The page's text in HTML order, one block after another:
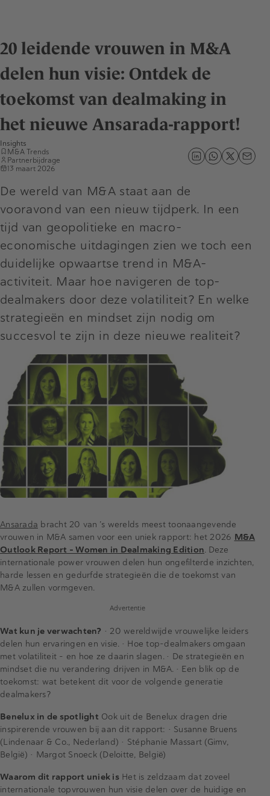
20 leidende vrouwen in M&A
delen hun visie: Ontdek de
toekomst van dealmaking in
het nieuwe Ansarada-rapport!
Insights
M&A Trends
Partnerbijdrage
13 maart 2026
De wereld van M&A staat aan de
vooravond van een nieuw tijdperk. In een
tijd van geopolitieke en macro-
economische uitdagingen zien we toch een
duidelijke opwaartse trend in M&A-
activiteit. Maar hoe navigeren de top-
dealmakers door deze volatiliteit? En welke
strategieën en mindset zijn nodig om
succesvol te zijn in deze nieuwe realiteit?
Ansarada bracht 20 van ’s werelds meest toonaangevende
vrouwen in M&A samen voor een uniek rapport: het 2026 M&A
Outlook Report – Women in Dealmaking Edition. Deze
internationale power vrouwen delen hun ongefilterde inzichten,
harde lessen en gedurfde strategieën die de toekomst van
M&A zullen vormgeven.
Advertentie
Wat kun je verwachten? • 20 wereldwijde vrouwelijke leiders
delen hun ervaringen en visie. • Hoe top-dealmakers omgaan
met volatiliteit – en hoe ze daarin slagen. • De strategieën en
mindset die nu verandering drijven in M&A. • Een blik op de
toekomst: wat betekent dit voor de volgende generatie
dealmakers?
Benelux in de spotlight Ook uit de Benelux dragen drie
inspirerende vrouwen bij aan dit rapport: • Susanne Bruens
(Lindenaar & Co., Nederland) • Stéphanie Massart (Gimv,
België) • Margot Snoeck (Deloitte, België)
Waarom dit rapport uniek isHet is zeldzaam dat zoveel
internationale topvrouwen hun visie delen over de huidige en